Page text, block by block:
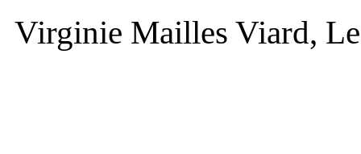
Virginie Mailles Viard,